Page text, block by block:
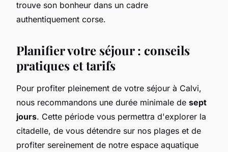
trouve son bonheur dans un cadre
authentiquement corse.
Planifier votre séjour : conseils
pratiques et tarifs
Pour profiter pleinement de votre séjour à Calvi,
nous recommandons une durée minimale de sept
jours. Cette période vous permettra d'explorer la
citadelle, de vous détendre sur nos plages et de
profiter sereinement de notre espace aquatique